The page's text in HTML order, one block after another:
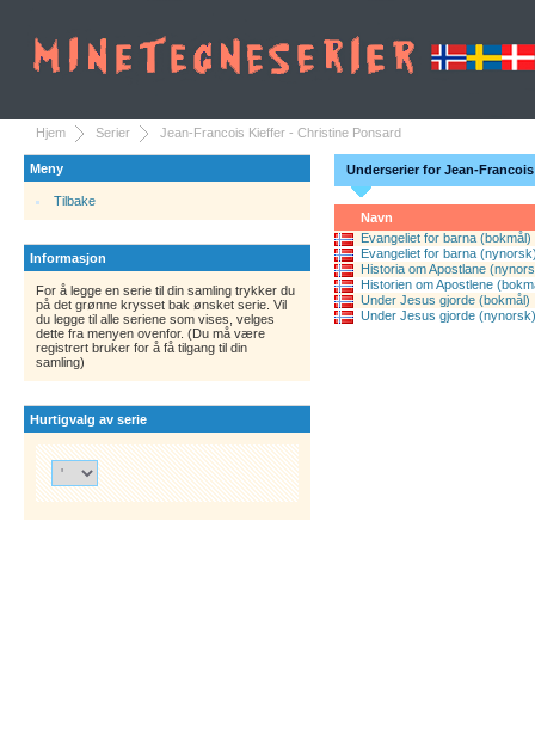
Hjem Serier Jean-Francois Kieffer - Christine Ponsard
Meny
Tilbake
Informasjon
For å legge en serie til din samling trykker du
på det grønne krysset bak ønsket serie. Vil
du legge til alle seriene som vises, velges
dette fra menyen ovenfor. (Du må være
registrert bruker for å få tilgang til din
samling)
Hurtigvalg av serie
Underserier for Jean-
Navn
Evangeliet for barna (bokmål)
Evangeliet for barna
Historia om Apostlane
Historien om Apostlene
Under Jesus gjorde (bokmål)
Under Jesus gjorde (nynorsk)